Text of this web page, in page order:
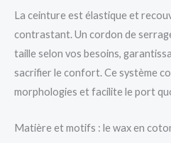
La ceinture est élastique et
contrastant. Un cordon de
taille selon vos besoins,
sacrifier le confort. Ce système
morphologies et facilite le port
Matière et motifs : le wax en